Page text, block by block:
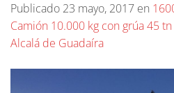
Publicado 23 mayo, 2017 en
Camión 10.000 kg con grúa 45
Alcalá de Guadaíra